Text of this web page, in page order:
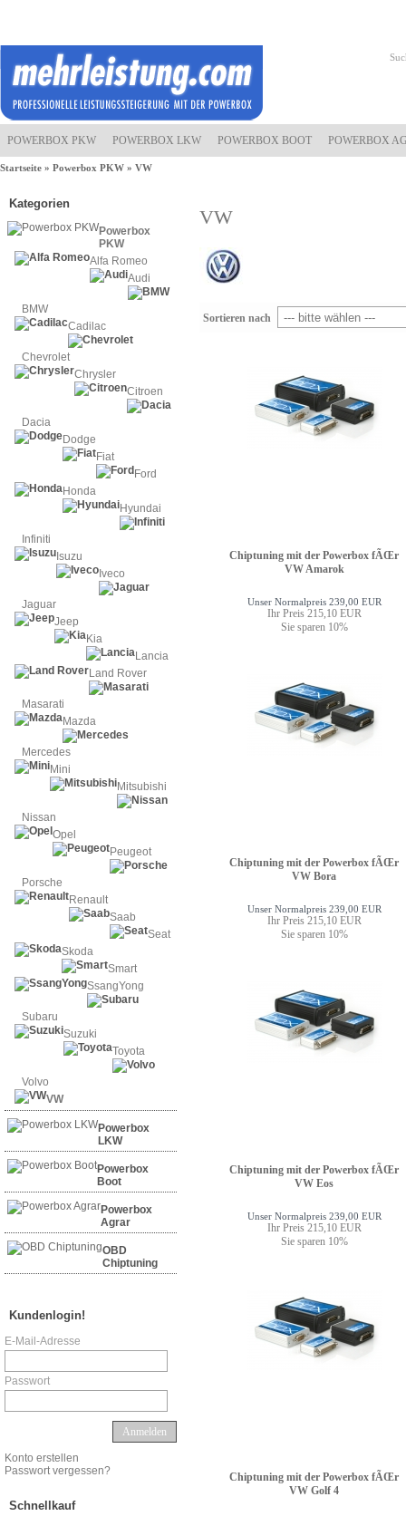
POWERBOX PKW POWERBOX LKW POWERBOX BOOT POWERBOX
Startseite » Powerbox PKW » VW
VW
Sortieren nach
Chiptuning mit der Powerbox fÃŒr
VW Amarok
Unser Normalpreis 239,00 EUR
Ihr Preis 215,10 EUR
Sie sparen 10%
Chiptuning mit der Powerbox fÃŒr
VW Bora
Unser Normalpreis 239,00 EUR
Ihr Preis 215,10 EUR
Sie sparen 10%
Chiptuning mit der Powerbox fÃŒr
VW Eos
Unser Normalpreis 239,00 EUR
Ihr Preis 215,10 EUR
Sie sparen 10%
Chiptuning mit der Powerbox fÃŒr
VW Golf 4
Kategorien
Powerbox
PKW
Alfa Romeo
Audi
BMW
Cadilac
Chevrolet
Chrysler
Citroen
Dacia
Dodge
Fiat
Ford
Honda
Hyundai
Infiniti
Isuzu
Iveco
Jaguar
Jeep
Kia
Lancia
Land Rover
Masarati
Mazda
Mercedes
Mini
Mitsubishi
Nissan
Opel
Peugeot
Porsche
Renault
Saab
Seat
Skoda
Smart
SsangYong
Subaru
Suzuki
Toyota
Volvo
VW
Powerbox
LKW
Powerbox
Boot
Powerbox
Agrar
OBD
Chiptuning
Kundenlogin!
E-Mail-Adresse
Passwort
Anmelden
Konto erstellen
Passwort vergessen?
Schnellkauf